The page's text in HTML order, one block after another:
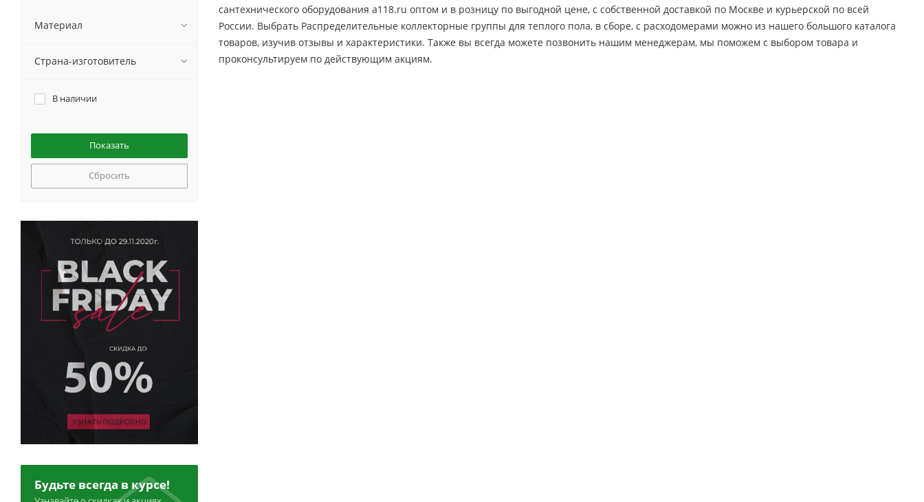
сантехнического оборудования a118.ru оптом и в розницу по выгодной цене, c собственной доставкой по Москве и курьерской по всей
России. Выбрать Распределительные коллекторные группы для теплого пола, в сборе, с расходомерами можно из нашего большого каталога
товаров, изучив отзывы и характеристики. Также вы всегда можете позвонить нашим менеджерам, мы поможем с выбором товара и
проконсультируем по действующим акциям.
Материал
Страна-изготовитель
В наличии
Сбросить
Будьте всегда в курсе!